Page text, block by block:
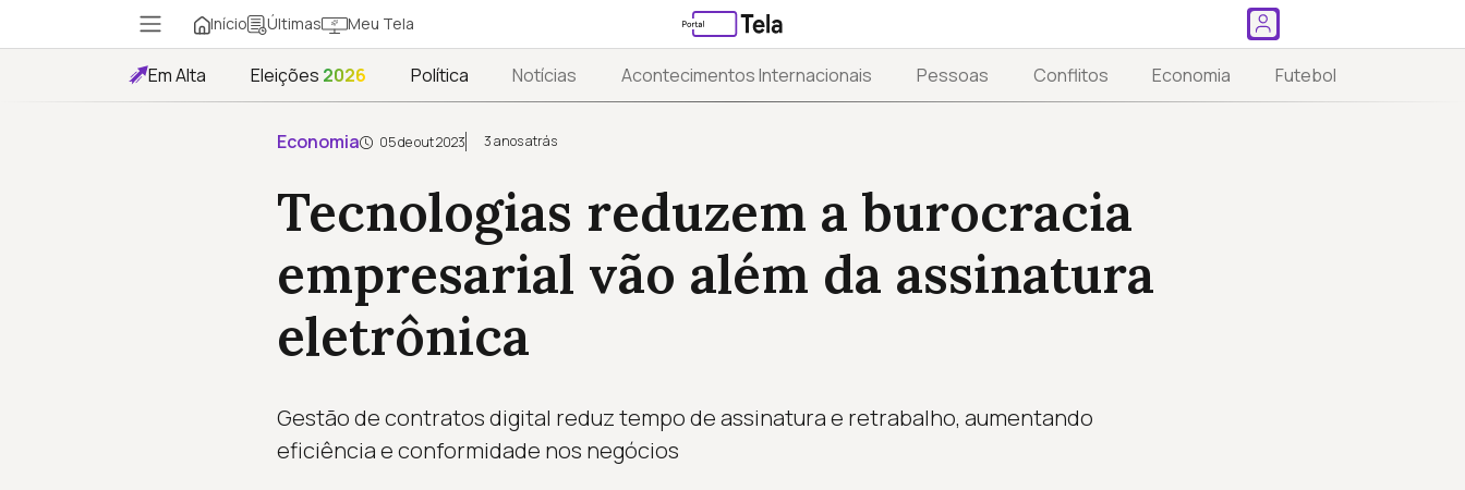
Início Últimas Meu Tela
Em Alta Eleições 2026 Política Notícias Acontecimentos Internacionais Pessoas Conflitos Economia Futebol
Economia 05 de out 2023 3 anos atrás
Tecnologias reduzem a burocracia
empresarial vão além da assinatura
eletrônica
Gestão de contratos digital reduz tempo de assinatura e retrabalho, aumentando
eficiência e conformidade nos negócios